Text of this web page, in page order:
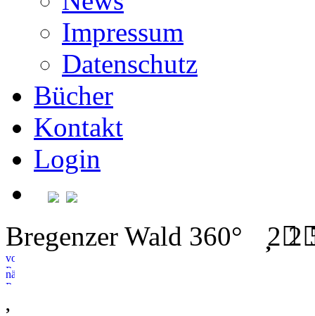
Impressum
Datenschutz
Bücher
Kontakt
Login
Bregenzer Wald 360° 2 2